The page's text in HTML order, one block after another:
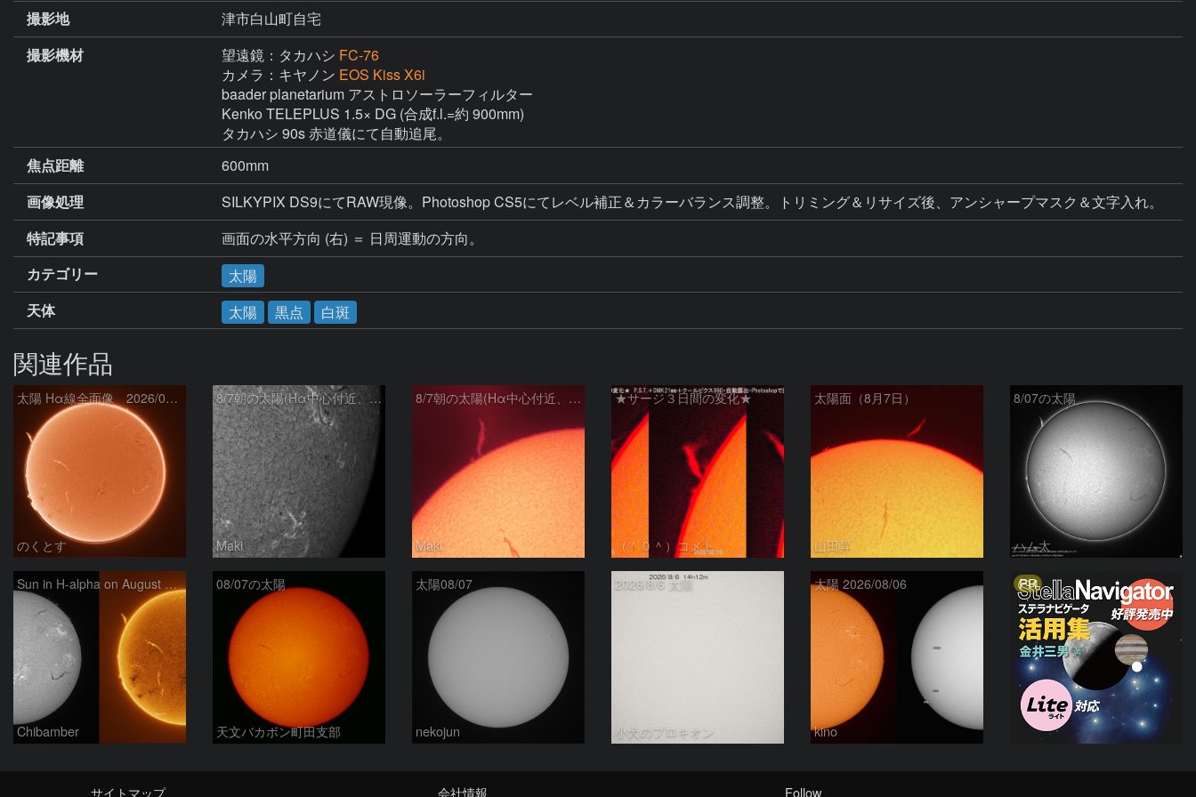
撮影地
津市白山町自宅
撮影機材
望遠鏡：タカハシ FC-76
カメラ：キヤノン EOS Kiss X6i
baader planetarium アストロソーラーフィルター
Kenko TELEPLUS 1.5× DG (合成f.l.=約 900mm)
タカハシ 90s 赤道儀にて自動追尾。
焦点距離
600mm
画像処理
SILKYPIX DS9にてRAW現像。Photoshop CS5にてレベル補正＆カラーバランス調整。トリミング＆リサイズ後、アンシャープマスク＆文字入れ。
特記事項
画面の水平方向 (右) ＝ 日周運動の方向。
カテゴリー
太陽
天体
太陽 黒点 白斑
関連作品
太陽 Hα線全面像 2026/08/07
のくとす
8/7朝の太陽(Hα中心付近、4498、4502付近)
Maki
8/7朝の太陽(Hα中心付近、プロミネンス)
Maki
★サージ３日間の変化★
（＾０＾）コメト
太陽面（8月7日）
山田昇
8/07の太陽
ハム太
Sun in H-alpha on August 7, 2026
Chibamber
08/07の太陽
天文バカボン町田支部
太陽08/07
nekojun
2026/8/6 太陽
小犬のプロキオン
太陽 2026/08/06
kino
PR
サイトマップ 会社情報 Follow